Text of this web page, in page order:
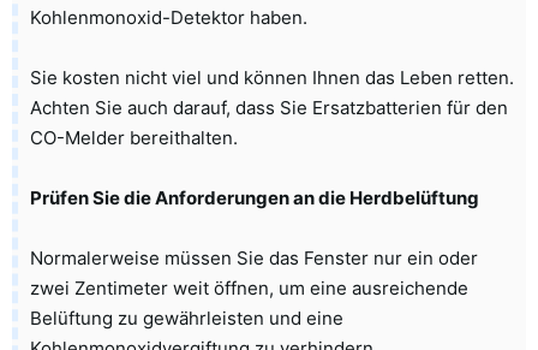
Kohlenmonoxid-Detektor haben.
Sie kosten nicht viel und können Ihnen das Leben retten.
Achten Sie auch darauf, dass Sie Ersatzbatterien für den
CO-Melder bereithalten.
Prüfen Sie die Anforderungen an die Herdbelüftung
Normalerweise müssen Sie das Fenster nur ein oder
zwei Zentimeter weit öffnen, um eine ausreichende
Belüftung zu gewährleisten und eine